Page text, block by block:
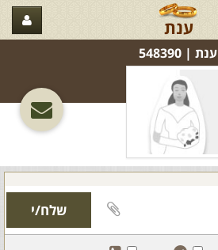
ענת
ענת‏ | 548390